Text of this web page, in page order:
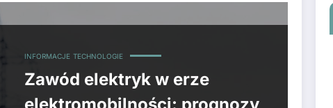
INFORMACJE TECHNOLOGIE
Zawód elektryk w erze